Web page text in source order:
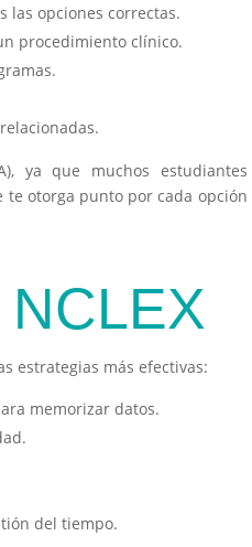
las opciones correctas.
procedimiento clínico.
ya que muchos estudiantes
te otorga punto por cada opción
estrategias más efectivas:
memorizar datos.
del tiempo.